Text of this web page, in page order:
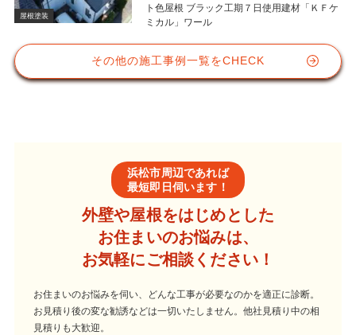
屋根塗装
ト色屋根 ブラック工期７日使用建材「ＫＦケ
ミカル」ワール
その他の施工事例一覧をCHECK
浜松市周辺であれば
最短即日伺います！
外壁や屋根をはじめとした
お住まいのお悩みは、
お気軽にご相談ください！
お住まいのお悩みを伺い、どんな工事が必要なのかを適正に診断。
お見積り後の変な勧誘などは一切いたしません。他社見積り中の相
見積りも大歓迎。